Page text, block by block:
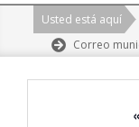
Navigation
Usted está aquí
Correo